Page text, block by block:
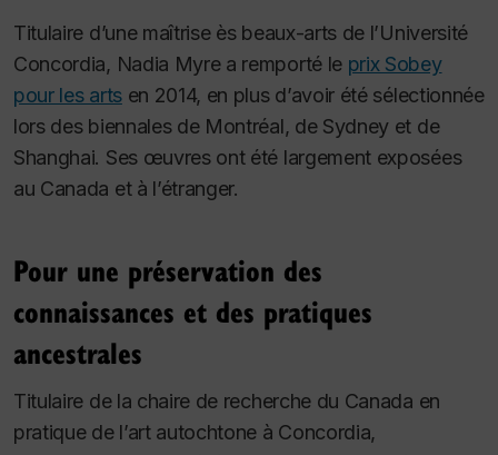
Titulaire d’une maîtrise ès beaux-arts de l’Université
Concordia, Nadia Myre a remporté le prix Sobey
pour les artsen 2014, en plus d’avoir été sélectionnée
lors des biennales de Montréal, de Sydney et de
Shanghai. Ses œuvres ont été largement exposées
au Canada et à l’étranger.
Pour une préservation des
connaissances et des pratiques
ancestrales
Titulaire de la chaire de recherche du Canada en
pratique de l’art autochtone à Concordia,